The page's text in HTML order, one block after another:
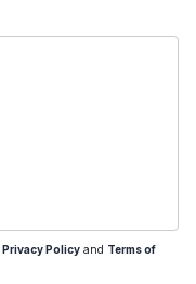
Privacy Policy and Terms of